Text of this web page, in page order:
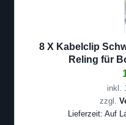
8 X Kabelclip
Reling für
inkl.
zzgl.
Lieferzeit: Auf